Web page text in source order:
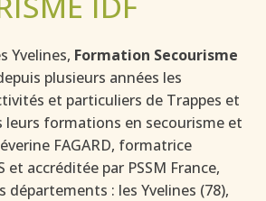
Yvelines, Formation Secourisme
plusieurs années les
et particuliers de Trappes et
leurs formations en secourisme et
FAGARD, formatrice
et accréditée par PSSM France,
: les Yvelines (78),